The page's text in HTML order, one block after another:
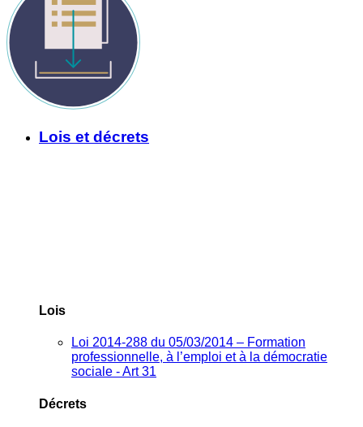
Lois et décrets
Lois
Loi 2014-288 du 05/03/2014 – Formation
professionnelle, à l’emploi et à la démocratie
sociale - Art 31
Décrets